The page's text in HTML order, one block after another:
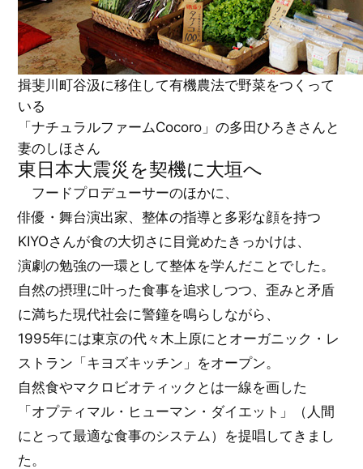
揖斐川町谷汲に移住して有機農法で野菜をつくって
いる
「ナチュラルファームCocoro」の多田ひろきさんと
妻のしほさん
東日本大震災を契機に大垣へ
フードプロデューサーのほかに、
俳優・舞台演出家、整体の指導と多彩な顔を持つ
KIYOさんが食の大切さに目覚めたきっかけは、
演劇の勉強の一環として整体を学んだことでした。
自然の摂理に叶った食事を追求しつつ、歪みと矛盾
に満ちた現代社会に警鐘を鳴らしながら、
1995年には東京の代々木上原にとオーガニック・レ
ストラン「キヨズキッチン」をオープン。
自然食やマクロビオティックとは一線を画した
「オプティマル・ヒューマン・ダイエット」（人間
にとって最適な食事のシステム）を提唱してきまし
た。